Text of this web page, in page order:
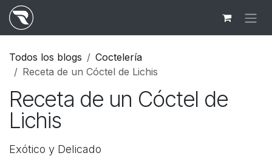
Ir al contenido
Todos los blogs
Coctelería
Receta de un Cóctel de Lichis
Receta de un Cóctel de
Lichis
Exótico y Delicado